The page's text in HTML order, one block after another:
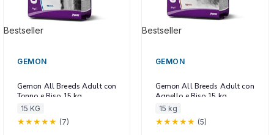
Bestseller
GEMON
Gemon All Breeds Adult con
Tonno e Riso 15 kg
15 KG
(7)
Bestseller
GEMON
Gemon All Breeds Adult con
Agnello e Riso 15 kg
15 kg
(5)